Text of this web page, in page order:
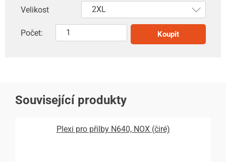
Velikost
Počet: Koupit
Související produkty
Plexi pro přilby N640, NOX (čiré)